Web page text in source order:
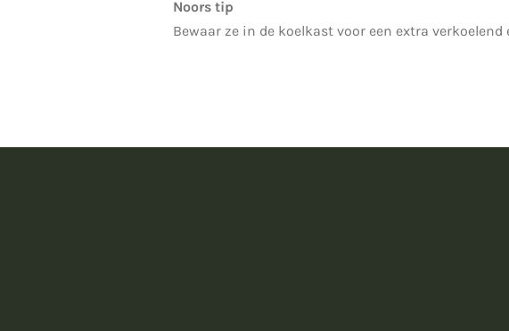
Noors tip
Bewaar ze in de koelkast voor een extra verkoelend